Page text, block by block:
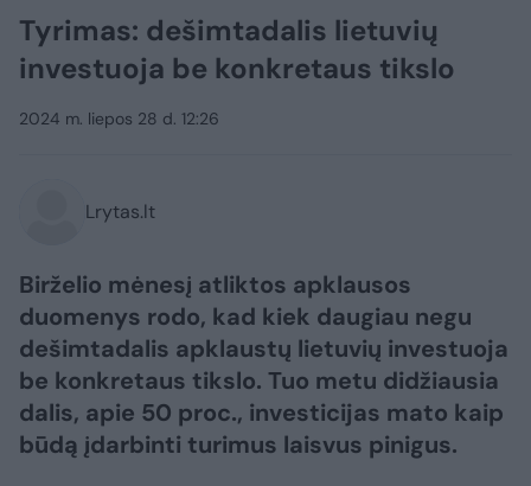
Tyrimas: dešimtadalis lietuvių
investuoja be konkretaus tikslo
2024 m. liepos 28 d. 12:26
Lrytas.lt
Birželio mėnesį atliktos apklausos
duomenys rodo, kad kiek daugiau negu
dešimtadalis apklaustų lietuvių investuoja
be konkretaus tikslo. Tuo metu didžiausia
dalis, apie 50 proc., investicijas mato kaip
būdą įdarbinti turimus laisvus pinigus.